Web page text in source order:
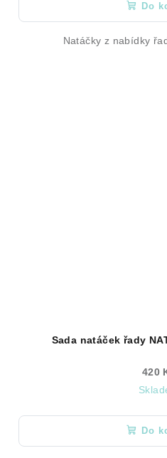
Do
Natáčky z nabídky
Sada natáček řady
420
Do